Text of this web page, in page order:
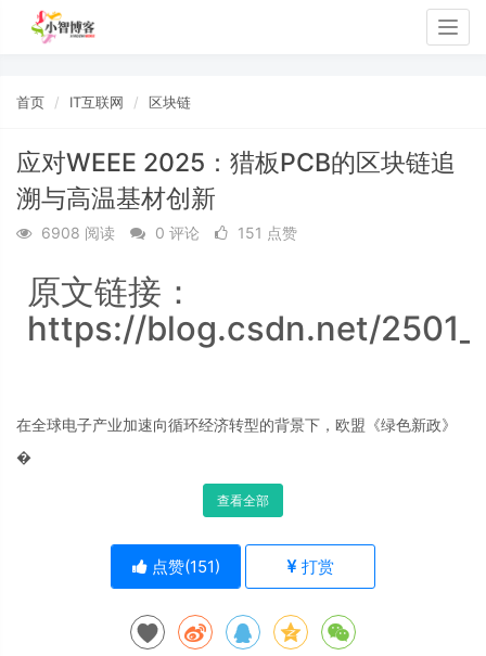
首页 IT互联网 区块链
应对WEEE 2025：猎板PCB的区块链追
溯与高温基材创新
6908 阅读 0 评论 151 点赞
原文链接：
https://blog.csdn.net/
在全球电子产业加速向循环经济转型的背景下，欧盟《绿色新政》
�
查看全部
点赞(151) 打赏